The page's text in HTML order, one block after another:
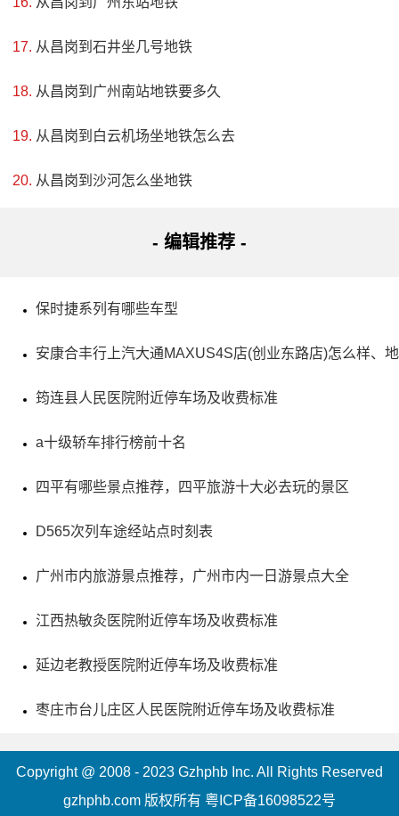
评级：AAAA
地址：江西省萍乡市莲花县G322
区，包括荷花观赏区、户外宿营区、休闲区、度假区等。它
已被评为国家4A级景区，并建有农家乐和三星级宾馆，让游
要作用。（总字数：49）
5、江西怪石林景区
从昌岗到石井坐几号地铁
从昌岗到广州南站地铁要多久
从昌岗到白云机场坐地铁怎么去
从昌岗到沙河怎么坐地铁
- 编辑推荐 -
保时捷系列有哪些车型
安康合丰行上汽大通MAXUS4S店(创业东路店)怎么样、
筠连县人民医院附近停车场及收费标准
a十级轿车排行榜前十名
四平有哪些景点推荐，四平旅游十大必去玩的景区
D565次列车途经站点时刻表
广州市内旅游景点推荐，广州市内一日游景点大全
江西热敏灸医院附近停车场及收费标准
延边老教授医院附近停车场及收费标准
枣庄市台儿庄区人民医院附近停车场及收费标准
Copyright @ 2008 - 2023 Gzhphb Inc. All Rights Reserved
gzhphb.com 版权所有 粤ICP备16098522号